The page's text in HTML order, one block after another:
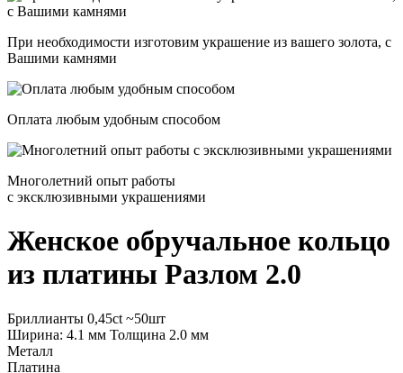
При необходимости изготовим украшение из вашего золота, с
Вашими камнями
Оплата любым удобным способом
Многолетний опыт работы
с эксклюзивными украшениями
Женское обручальное кольцо
из платины Разлом 2.0
Бриллианты 0,45ct ~50шт
Ширина: 4.1 мм Толщина 2.0 мм
Металл
Платина